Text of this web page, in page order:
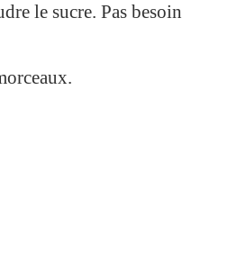
le sucre. Pas besoin